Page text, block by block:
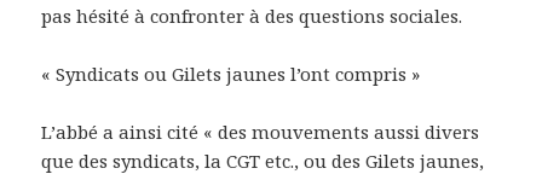
pas hésité à confronter à des questions sociales.
« Syndicats ou Gilets jaunes l’ont compris »
L’abbé a ainsi cité « des mouvements aussi divers
que des syndicats, la CGT etc., ou des Gilets jaunes,